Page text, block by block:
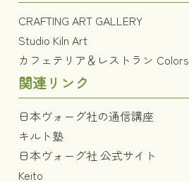
CRAFTING ART GALLERY
Studio Kiln Art
カフェテリア＆レストラン Colors
関連リンク
日本ヴォーグ社の通信講座
キルト塾
日本ヴォーグ社 公式サイト
Keito